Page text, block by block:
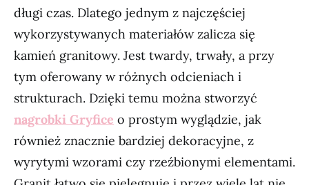
długi czas. Dlatego jednym z najczęściej
wykorzystywanych materiałów zalicza się
kamień granitowy. Jest twardy, trwały, a przy
tym oferowany w różnych odcieniach i
strukturach. Dzięki temu można stworzyć
nagrobki Gryfice o prostym wyglądzie, jak
również znacznie bardziej dekoracyjne, z
wyrytymi wzorami czy rzeźbionymi elementami.